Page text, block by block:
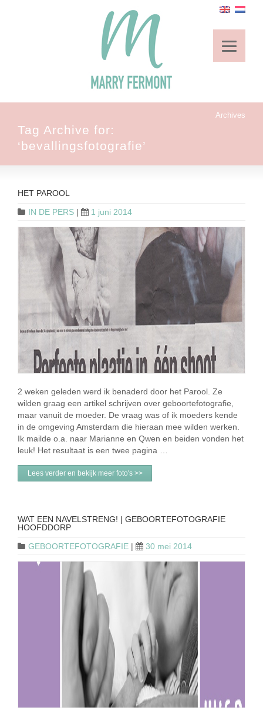
Archives
Tag Archive for:
‘bevallingsfotografie’
HET PAROOL
IN DE PERS | 1 juni 2014
2 weken geleden werd ik benaderd door het Parool. Ze
wilden graag een artikel schrijven over geboortefotografie,
maar vanuit de moeder. De vraag was of ik moeders kende
in de omgeving Amsterdam die hieraan mee wilden werken.
Ik mailde o.a. naar Marianne en Qwen en beiden vonden het
leuk! Het resultaat is een twee pagina …
Lees verder en bekijk meer foto's >>
WAT EEN NAVELSTRENG! | GEBOORTEFOTOGRAFIE
HOOFDDORP
GEBOORTEFOTOGRAFIE | 30 mei 2014